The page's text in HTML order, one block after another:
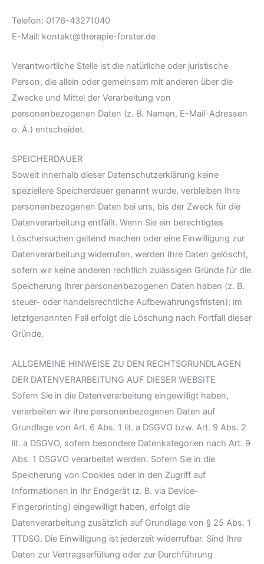
Telefon: 0176-43271040
E-Mail: kontakt@therapie-forster.de
Verantwortliche Stelle ist die natürliche oder juristische
Person, die allein oder gemeinsam mit anderen über die
Zwecke und Mittel der Verarbeitung von
personenbezogenen Daten (z. B. Namen, E-Mail-Adressen
o. Ä.) entscheidet.
SPEICHERDAUER
Soweit innerhalb dieser Datenschutzerklärung keine
speziellere Speicherdauer genannt wurde, verbleiben Ihre
personenbezogenen Daten bei uns, bis der Zweck für die
Datenverarbeitung entfällt. Wenn Sie ein berechtigtes
Löschersuchen geltend machen oder eine Einwilligung zur
Datenverarbeitung widerrufen, werden Ihre Daten gelöscht,
sofern wir keine anderen rechtlich zulässigen Gründe für die
Speicherung Ihrer personenbezogenen Daten haben (z. B.
steuer- oder handelsrechtliche Aufbewahrungsfristen); im
letztgenannten Fall erfolgt die Löschung nach Fortfall dieser
Gründe.
ALLGEMEINE HINWEISE ZU DEN RECHTSGRUNDLAGEN
DER DATENVERARBEITUNG AUF DIESER WEBSITE
Sofern Sie in die Datenverarbeitung eingewilligt haben,
verarbeiten wir Ihre personenbezogenen Daten auf
Grundlage von Art. 6 Abs. 1 lit. a DSGVO bzw. Art. 9 Abs. 2
lit. a DSGVO, sofern besondere Datenkategorien nach Art. 9
Abs. 1 DSGVO verarbeitet werden. Sofern Sie in die
Speicherung von Cookies oder in den Zugriff auf
Informationen in Ihr Endgerät (z. B. via Device-
Fingerprinting) eingewilligt haben, erfolgt die
Datenverarbeitung zusätzlich auf Grundlage von § 25 Abs. 1
TTDSG. Die Einwilligung ist jederzeit widerrufbar. Sind Ihre
Daten zur Vertragserfüllung oder zur Durchführung